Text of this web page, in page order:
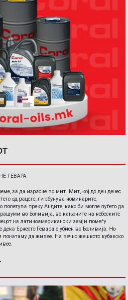
ГЕВАРА
за да израсне во мит. Мит, кој до ден денес
од рацете, ги збунува новинарите,
преку Андите, како би могле луѓето да
во Боливија, во кањоните на небеските
на латиноамерикански земји помеѓу
Ернесто Гевара е убиен во Боливија. Но
понатаму да живее. На вечно жешкото кубанско